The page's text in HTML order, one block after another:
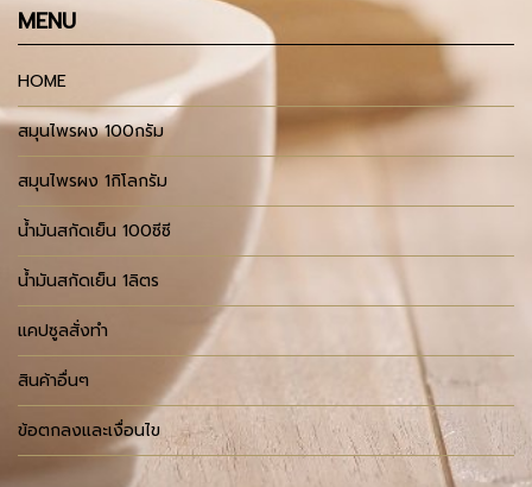
MENU
HOME
สมุนไพรผง 100กรัม
สมุนไพรผง 1กิโลกรัม
น้ำมันสกัดเย็น 100ซีซี
น้ำมันสกัดเย็น 1ลิตร
แคปซูลสั่งทำ
สินค้าอื่นๆ
ข้อตกลงและเงื่อนไข